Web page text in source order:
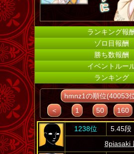
ランキング報
ゾロ目報酬
勝ち数報酬
イベントルー
ランキング
hmnz1の順位(40053
＜
1 50 160
1238位 5.45段
8piasaki